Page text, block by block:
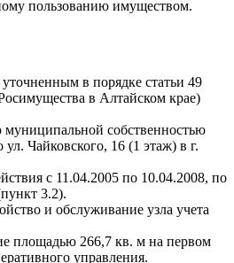
пользованию имуществом.
в порядке статьи 49
в Алтайском крае)
муниципальной собственностью
Чайковского, 16 (1 этаж) в г.
с 11.04.2005 по 10.04.2008, по
3.2).
и обслуживание узла учета
площадью 266,7 кв. м на первом
управления.